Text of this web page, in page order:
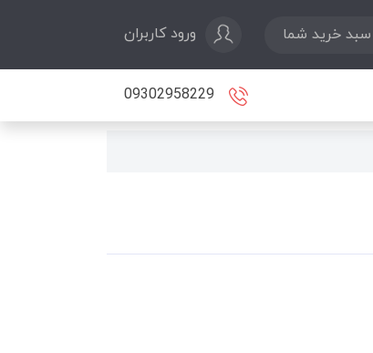
سبد خرید شما ورود کاربران